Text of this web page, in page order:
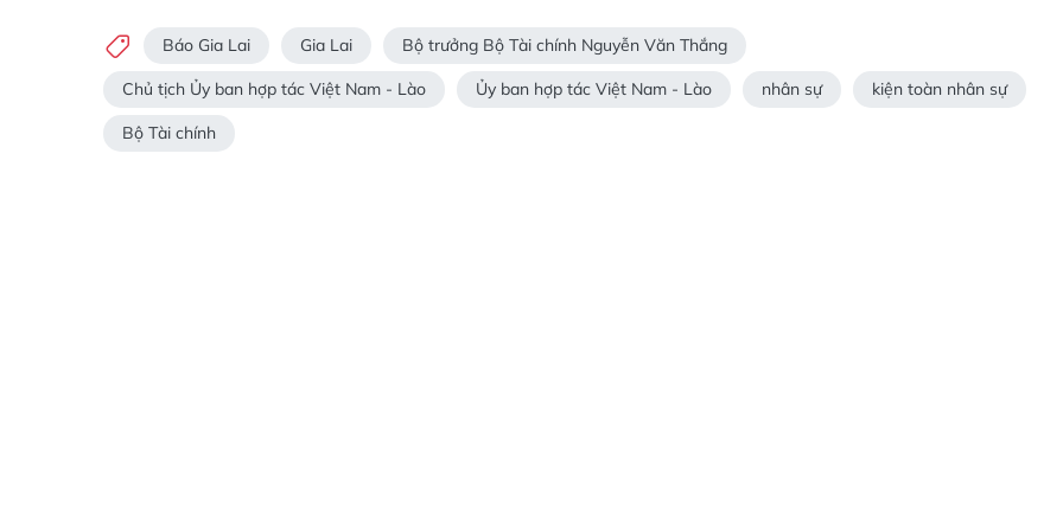
Báo Gia Lai Gia Lai Bộ trưởng Bộ Tài chính Nguyễn Văn Thắng
Chủ tịch Ủy ban hợp tác Việt Nam - Lào Ủy ban hợp tác Việt Nam - Lào nhân sự kiện toàn nhân sự
Bộ Tài chính